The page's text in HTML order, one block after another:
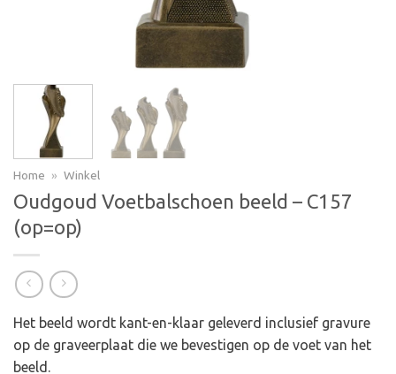
Home » Winkel
Oudgoud Voetbalschoen beeld – C157
(op=op)
Het beeld wordt kant-en-klaar geleverd inclusief gravure
op de graveerplaat die we bevestigen op de voet van het
beeld.